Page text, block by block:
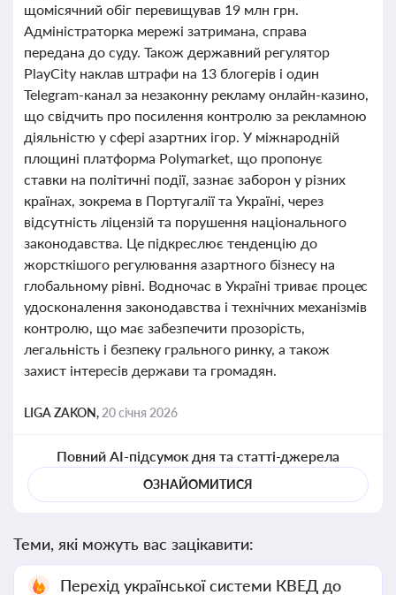
щомісячний обіг перевищував 19 млн грн.
Адміністраторка мережі затримана, справа
передана до суду. Також державний регулятор
PlayCity наклав штрафи на 13 блогерів і один
Telegram-канал за незаконну рекламу онлайн-казино,
що свідчить про посилення контролю за рекламною
діяльністю у сфері азартних ігор. У міжнародній
площині платформа Polymarket, що пропонує
ставки на політичні події, зазнає заборон у різних
країнах, зокрема в Португалії та Україні, через
відсутність ліцензій та порушення національного
законодавства. Це підкреслює тенденцію до
жорсткішого регулювання азартного бізнесу на
глобальному рівні. Водночас в Україні триває процес
удосконалення законодавства і технічних механізмів
контролю, що має забезпечити прозорість,
легальність і безпеку грального ринку, а також
захист інтересів держави та громадян.
LIGA ZAKON, 20 січня 2026
Повний AI-підсумок дня та статті-джерела
ОЗНАЙОМИТИСЯ
Теми, які можуть вас зацікавити:
Перехід української системи КВЕД до